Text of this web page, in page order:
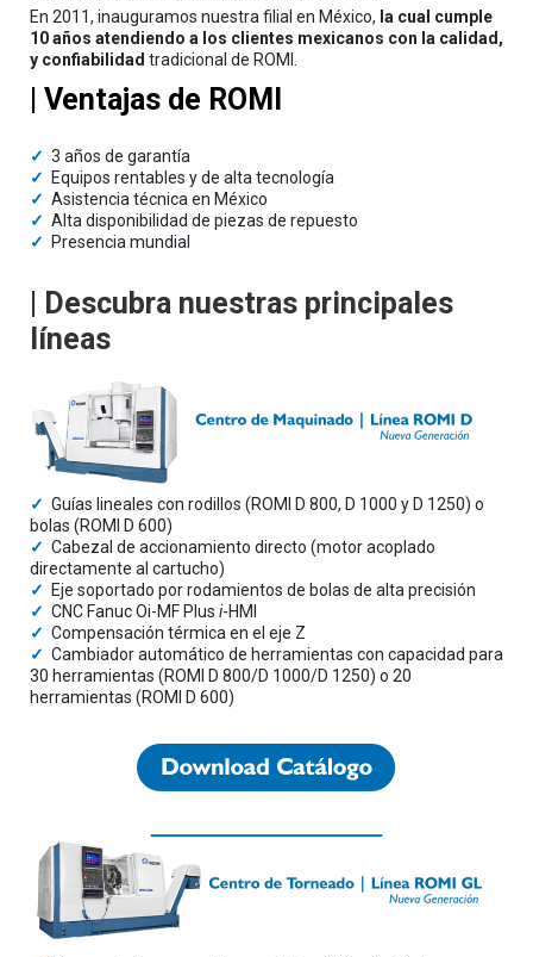
En 2011, inauguramos nuestra filial en México, la cual cumple
10 años atendiendo a los clientes mexicanos con la calidad,
y confiabilidad tradicional de ROMI.
| Ventajas de ROMI
✓ 3 años de garantía
✓
Equipos rentables y de alta tecnología
✓ Asistencia técnica en México
✓ Alta disponibilidad de piezas de repuesto
✓
Presencia mundial
| Descubra nuestras principales
líneas
✓ Guías lineales con rodillos (ROMI D 800, D 1000 y D 1250) o
bolas (ROMI D 600)
✓ Cabezal de accionamiento directo (motor acoplado
directamente al cartucho)
✓
Eje soportado por rodamientos de bolas de alta precisión
✓ CNC Fanuc Oi-MF Plus i-HMI
✓ Compensación térmica en el eje Z
✓ Cambiador automático de herramientas con capacidad para
30 herramientas (ROMI D 800/D 1000/D 1250) o 20
herramientas (ROMI D 600)